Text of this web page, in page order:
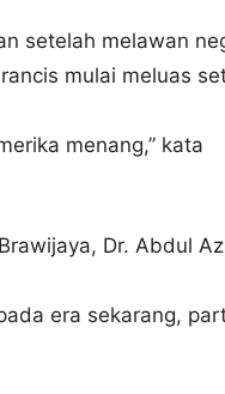
setelah melawan
mulai meluas
menang,” kata
Dr. Abdul
era sekarang,